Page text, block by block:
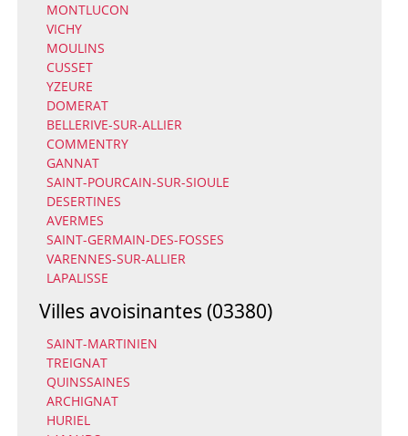
MONTLUCON
VICHY
MOULINS
CUSSET
YZEURE
DOMERAT
BELLERIVE-SUR-ALLIER
COMMENTRY
GANNAT
SAINT-POURCAIN-SUR-SIOULE
DESERTINES
AVERMES
SAINT-GERMAIN-DES-FOSSES
VARENNES-SUR-ALLIER
LAPALISSE
Villes avoisinantes (03380)
SAINT-MARTINIEN
TREIGNAT
QUINSSAINES
ARCHIGNAT
HURIEL